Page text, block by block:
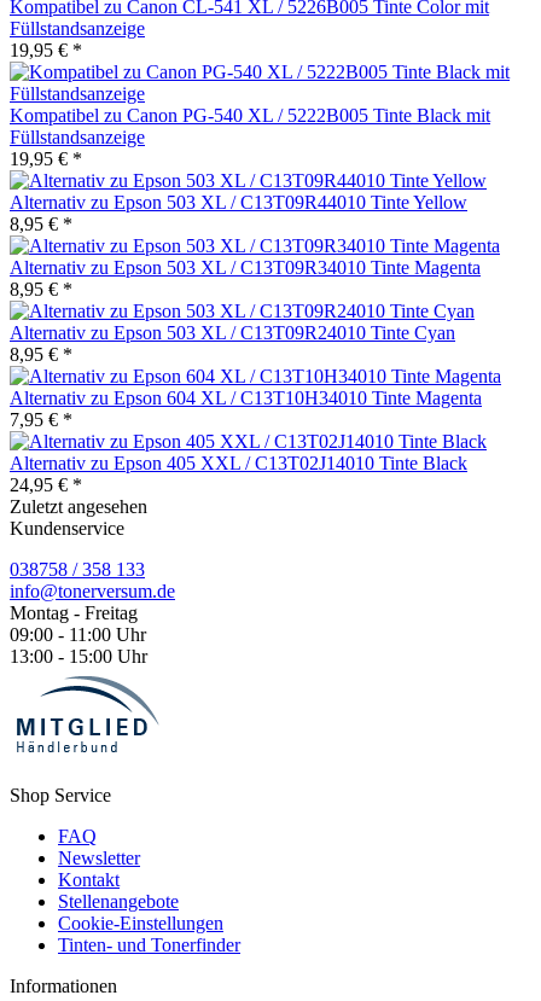
Kompatibel zu Canon CL-541 XL / 5226B005 Tinte Color mit
Füllstandsanzeige
19,95 € *
Kompatibel zu Canon PG-540 XL / 5222B005 Tinte Black mit
Füllstandsanzeige
19,95 € *
Alternativ zu Epson 503 XL / C13T09R44010 Tinte Yellow
8,95 € *
Alternativ zu Epson 503 XL / C13T09R34010 Tinte Magenta
8,95 € *
Alternativ zu Epson 503 XL / C13T09R24010 Tinte Cyan
8,95 € *
Alternativ zu Epson 604 XL / C13T10H34010 Tinte Magenta
7,95 € *
Alternativ zu Epson 405 XXL / C13T02J14010 Tinte Black
24,95 € *
Zuletzt angesehen
Kundenservice
038758 / 358 133
info@tonerversum.de
Montag - Freitag
09:00 - 11:00 Uhr
13:00 - 15:00 Uhr
Shop Service
FAQ
Newsletter
Kontakt
Stellenangebote
Cookie-Einstellungen
Tinten- und Tonerfinder
Informationen